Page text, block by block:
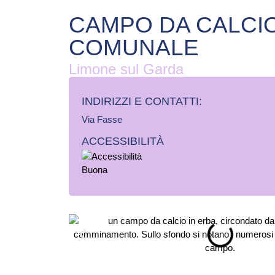
CAMPO DA
COMUNALE
Limone sul Garda
INDIRIZZI E CONTATTI:​
Via Fasse
ACCESSIBILITÀ